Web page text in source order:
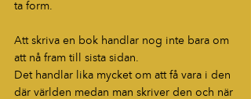
ta form.
Att skriva en bok handlar nog inte bara om
att nå fram till sista sidan.
Det handlar lika mycket om att få vara i den
där världen medan man skriver den och när